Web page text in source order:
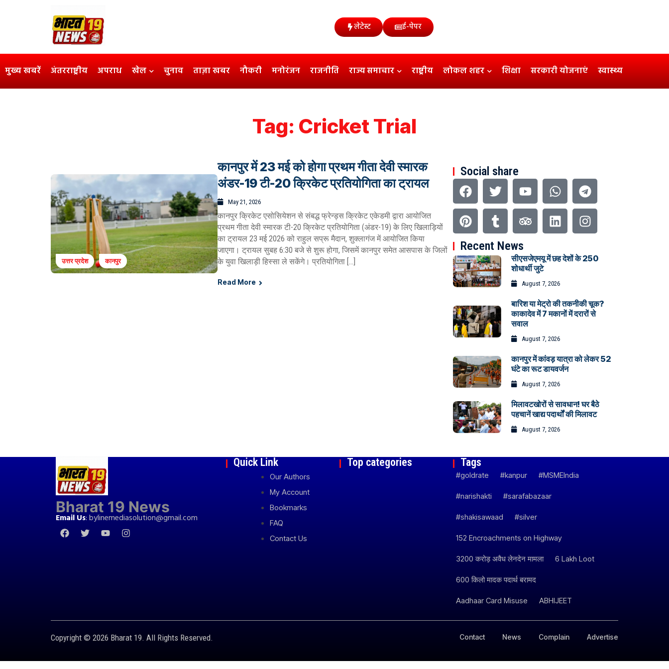
लेटेस्ट ई-पेपर
मुख्य खबरें अंतरराष्ट्रीय अपराध खेल चुनाव ताज़ा खबर नौकरी मनोरंजन राजनीति राज्य समाचार राष्ट्रीय लोकल शहर शिक्षा सरकारी योजनाएं स्वास्थ्य
Tag: Cricket Trial
उत्तर प्रदेश कानपुर
कानपुर में 23 मई को होगा प्रथम गीता देवी स्मारक
अंडर-19 टी-20 क्रिकेट प्रतियोगिता का ट्रायल
May 21, 2026
कानपुर क्रिकेट एसोसियेशन से संबद्ध फ्रेन्ड्स क्रिकेट एकेडमी द्वारा आयोजित
प्रथम गीता देवी स्मारक टी-20 क्रिकेट प्रतियोगिता (अंडर-19) के लिए खिलाड़ियों
का ट्रायल 23 मई 2026 को राहुल सप्रू मैदान, शुक्लागंज में आयोजित किया
जाएगा। ट्रायल सुबह 6:30 बजे से शुरू होगा, जिसमें कानपुर समेत आसपास के जिलों
के युवा खिलाड़ी हिस्सा ले सकेंगे। प्रतियोगिता […]
Read More
Social share
Recent News
सीएसजेएमयू में छह देशों के 250
शोधार्थी जुटे
August 7, 2026
बारिश या मेट्रो की तकनीकी चूक?
काकादेव में 7 मकानों में दरारों से
सवाल
August 7, 2026
कानपुर में कांवड़ यात्रा को लेकर 52
घंटे का रूट डायवर्जन
August 7, 2026
मिलावटखोरों से सावधान! घर बैठे
पहचानें खाद्य पदार्थों की मिलावट
August 7, 2026
Bharat 19 News
Email Us:bylinemediasolution@gmail.com
Quick Link
Our Authors
My Account
Bookmarks
FAQ
Contact Us
Top categories Tags
#goldrate #kanpur #MSMEIndia
#narishakti #sarafabazaar
#shakisawaad #silver
152 Encroachments on Highway
3200 करोड़ अवैध लेनदेन मामला 6 Lakh Loot
600 किलो मादक पदार्थ बरामद
Aadhaar Card Misuse ABHIJEET
Copyright © 2026 Bharat 19. All Rights Reserved. Contact News Complain Advertise